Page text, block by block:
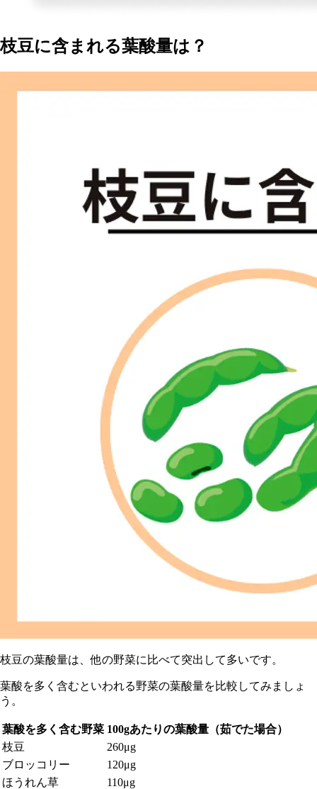
枝豆に含まれる葉酸量は？
枝豆の葉酸量は、他の野菜に比べて突出して多いです。
葉酸を多く含むといわれる野菜の葉酸量を比較してみましょ
う。
葉酸を多く含む野菜 100gあたりの葉酸量（茹でた場合）
枝豆
260μg
ブロッコリー
120μg
ほうれん草
110μg